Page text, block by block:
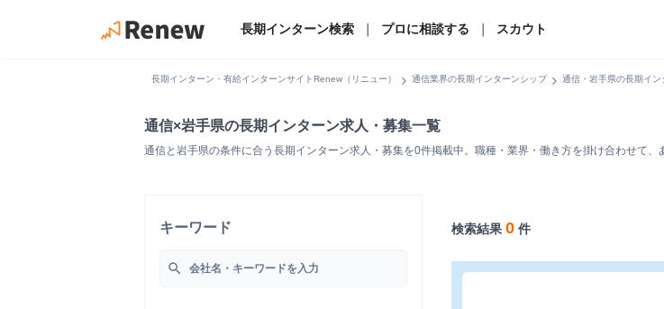
長期インターン検索 プロに相談する スカウト
長期インターン・有給インターンサイトRenew（リニュー） chevron_right 通信業界の長期インターンシップchevron_right 通信・岩手県の長期イン
通信×岩手県の長期インターン求人・募集一覧
通信と岩手県の条件に合う長期インターン求人・募集を0件掲載中。職種・業界・働き方を掛け合わせて、
キーワード
search
検索結果0 件